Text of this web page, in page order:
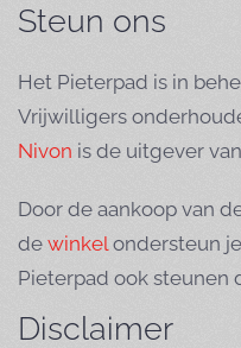
Steun ons
Het Pieterpad is in
Vrijwilligers
Nivon is de uitgever
Door de aankoop van
de winkelondersteun
Pieterpad ook steunen
Disclaimer